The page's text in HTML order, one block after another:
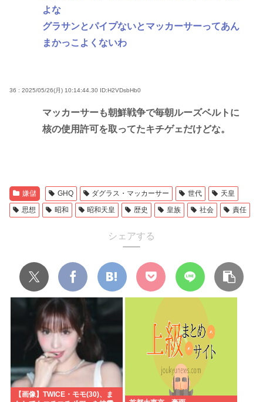
よな
グラサンとパイプないとマッカーサーってあん
まかっこよくないわ
36 : 2025/05/26(月) 10:14:44.30 ID:H2VDsbHb0
マッカーサーも朝鮮戦争で毎朝ルーズベルトに
核の使用許可を取ってたキチゲェだけどな。
嫌儲 GHQ ダグラス・マッカーサー 世代
天皇
思想
昭和 昭和天皇 歴史 皇族 社会 責任
シェアする
【画像】TWICE・モモ(30)、ま